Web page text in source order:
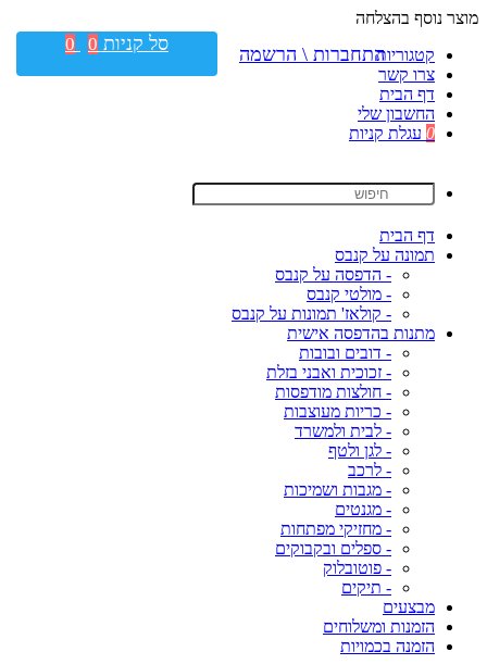
מוצר נוסף בהצלחה
קטגוריות
צרו קשר
דף הבית
החשבון שלי
0 עגלת קניות
דף הבית
תמונה על קנבס
- הדפסה על קנבס
- מולטי קנבס
- קולאז' תמונות על קנבס
מתנות בהדפסה אישית
- דובים ובובות
- זכוכית ואבני בזלת
- חולצות מודפסות
- כריות מעוצבות
- לבית ולמשרד
- לגן ולטף
- לרכב
- מגבות ושמיכות
- מגנטים
- מחזיקי מפתחות
- ספלים ובקבוקים
- פוטובלוק
- תיקים
מבצעים
הזמנות ומשלוחים
הזמנה בכמויות
התחברות \ הרשמה סל קניות 0
0